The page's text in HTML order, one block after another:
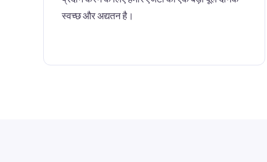
स्वच्छ और अद्यतन है।